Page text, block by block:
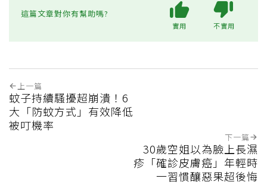
這篇文章對你有幫助嗎?
實用 不實用
上一篇
蚊子持續騷擾超崩潰！6
大「防蚊方式」有效降低
被叮機率
下一篇
30歲空姐以為臉上長濕
疹「確診皮膚癌」年輕時
一習慣釀惡果超後悔